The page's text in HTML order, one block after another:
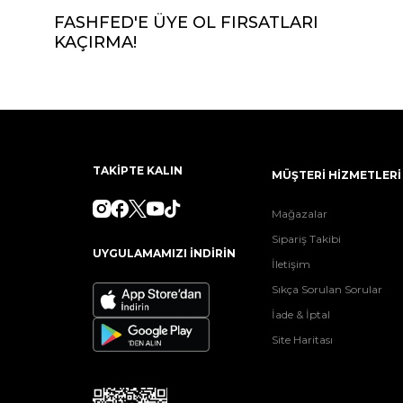
FASHFED'E ÜYE OL FIRSATLARI
KAÇIRMA!
TAKİPTE KALIN
UYGULAMAMIZI İNDİRİN
MÜŞTERİ HİZMETLERİ
Mağazalar
Sipariş Takibi
İletişim
Sıkça Sorulan Sorular
İade & İptal
Site Haritası